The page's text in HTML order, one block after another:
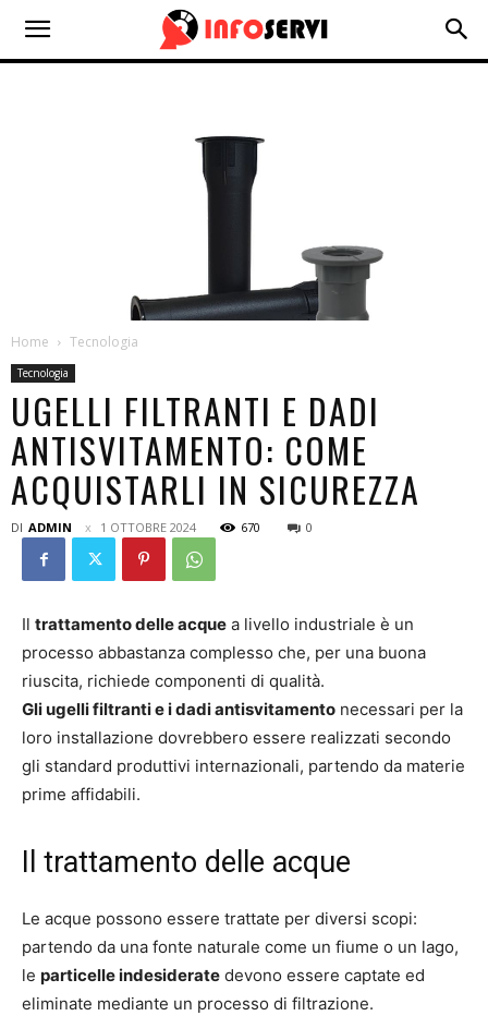
Home Tecnologia
Tecnologia
UGELLI FILTRANTI E DADI
ANTISVITAMENTO: COME
ACQUISTARLI IN SICUREZZA
DI ADMIN 1 OTTOBRE 2024 670 0
Il trattamento delle acque a livello industriale è un
processo abbastanza complesso che, per una buona
riuscita, richiede componenti di qualità.
Gli ugelli filtranti e i dadi antisvitamento necessari per la
loro installazione dovrebbero essere realizzati secondo
gli standard produttivi internazionali, partendo da materie
prime affidabili.
Il trattamento delle acque
Le acque possono essere trattate per diversi scopi:
partendo da una fonte naturale come un fiume o un lago,
le particelle indesiderate devono essere captate ed
eliminate mediante un processo di filtrazione.